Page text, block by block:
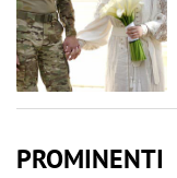
PROMINENTI